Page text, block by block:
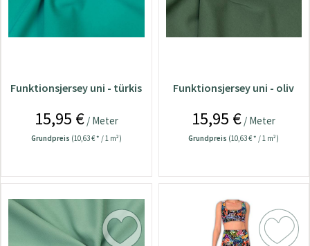
Funktionsjersey uni - türkis
15,95 €/ Meter
Grundpreis (10,63 € * / 1 m²)
Funktionsjersey uni - oliv
15,95 € / Meter
Grundpreis (10,63 € * / 1 m²)